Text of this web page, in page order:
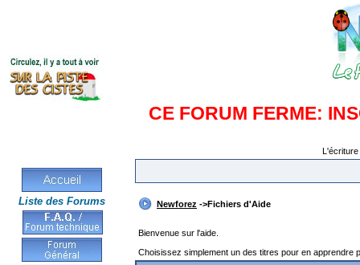
CE FORUM FERME:
Liste des Forums Newforez ->Fichiers d'Aide
Bienvenue sur l'aide.
Choisissez simplement un des titres pour en